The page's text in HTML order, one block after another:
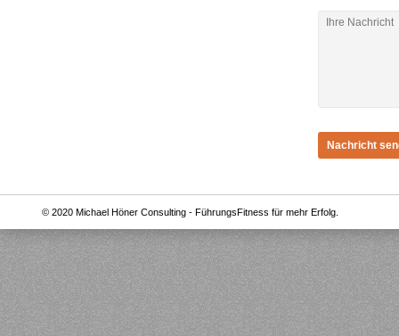
© 2020 Michael Höner Consulting - FührungsFitness für mehr Erfolg.